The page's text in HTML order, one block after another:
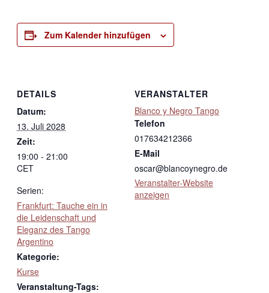
Zum Kalender hinzufügen
DETAILS
Datum:
13. Juli 2028
Zeit:
19:00 - 21:00
CET
Serien:
Frankfurt: Tauche ein in
die Leidenschaft und
Eleganz des Tango
Argentino
Kategorie:
Kurse
Veranstaltung-Tags:
VERANSTALTER
Blanco y Negro Tango
Telefon
017634212366
E-Mail
oscar@blancoynegro.de
Veranstalter-Website
anzeigen